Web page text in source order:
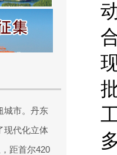
城市。丹东
现代化立体
距首尔420